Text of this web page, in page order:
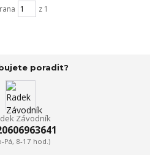
z 1
poradit?
Závodník
Pá, 8-17 hod.)